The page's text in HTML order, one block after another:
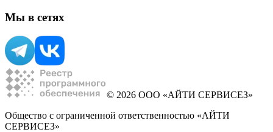
Мы в сетях
© 2026 ООО «АЙТИ СЕРВИСЕЗ»
Общество с ограниченной ответственностью «АЙТИ
СЕРВИСЕЗ»